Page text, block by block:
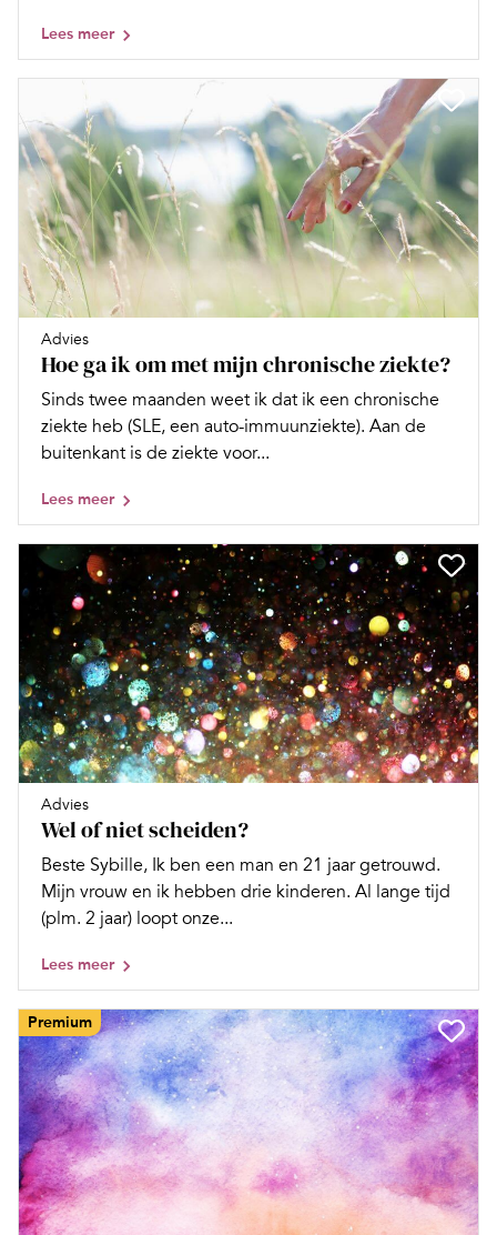
Lees meer
Advies
Hoe ga ik om met mijn chronische ziekte?
Sinds twee maanden weet ik dat ik een chronische
ziekte heb (SLE, een auto-immuunziekte). Aan de
buitenkant is de ziekte voor...
Lees meer
Advies
Wel of niet scheiden?
Beste Sybille, Ik ben een man en 21 jaar getrouwd.
Mijn vrouw en ik hebben drie kinderen. Al lange tijd
(plm. 2 jaar) loopt onze...
Lees meer
Premium